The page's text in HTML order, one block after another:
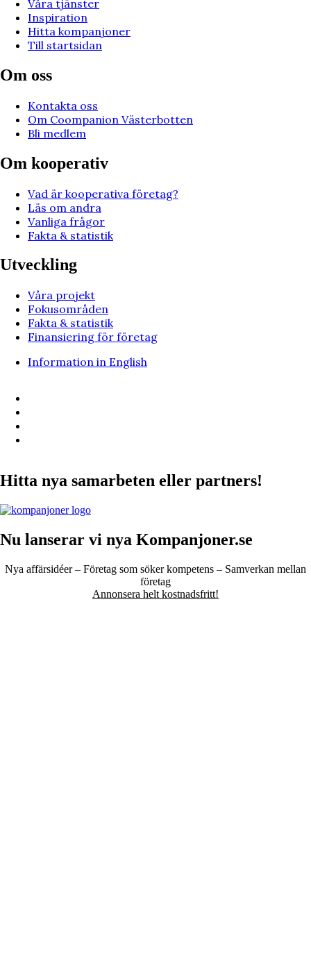
Våra tjänster
Inspiration
Hitta kompanjoner
Till startsidan
Om oss
Kontakta oss
Om Coompanion Västerbotten
Bli medlem
Om kooperativ
Vad är kooperativa företag?
Läs om andra
Vanliga frågor
Fakta & statistik
Utveckling
Våra projekt
Fokusområden
Fakta & statistik
Finansiering för företag
Information in English
Hitta nya samarbeten eller partners!
Nu lanserar vi nya Kompanjoner.se
Nya affärsidéer – Företag som söker kompetens – Samverkan mellan
företag
Annonsera helt kostnadsfritt!